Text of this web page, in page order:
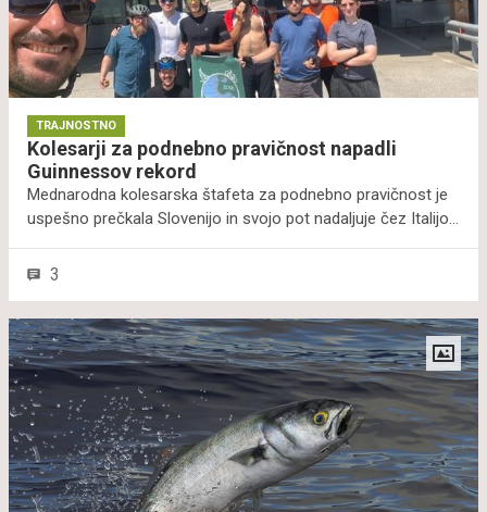
TRAJNOSTNO
Kolesarji za podnebno pravičnost napadli
Guinnessov rekord
Mednarodna kolesarska štafeta za podnebno pravičnost je
uspešno prečkala Slovenijo in svojo pot nadaljuje čez Italijo
udeležencev je to tudi uraden poskus za Guinnessovo knjigo
3